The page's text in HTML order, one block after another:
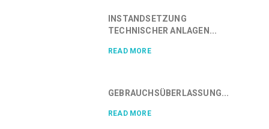
INSTANDSETZUNG
TECHNISCHER ANLAGEN...
READ MORE
GEBRAUCHSÜBERLASSUNG...
READ MORE